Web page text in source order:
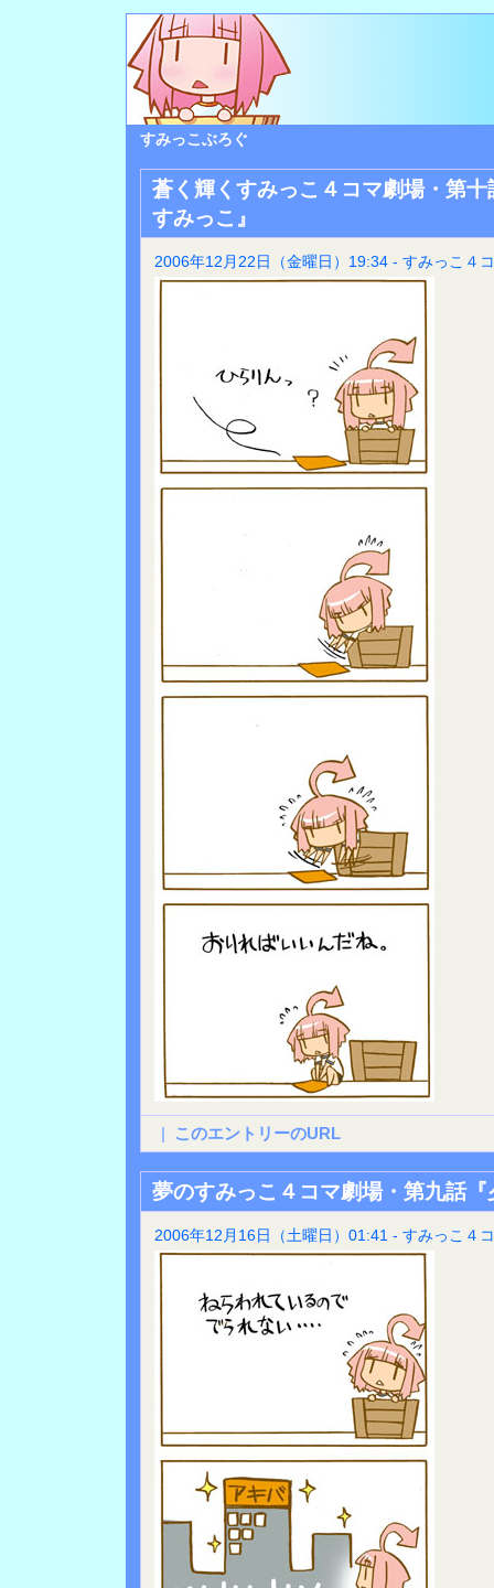
すみっこぶろぐ
蒼く輝くすみっこ４コマ劇場・第
すみっこ』
2006年12月22日（金曜日）19:34 - すみっこ４
| このエントリーのURL
夢のすみっこ４コマ劇場・第九話
2006年12月16日（土曜日）01:41 - すみっこ４